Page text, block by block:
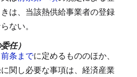
は、当該熱供給事業者の登録
ない。
任）
条までに定めるもののほか、
関し必要な事項は、経済産業